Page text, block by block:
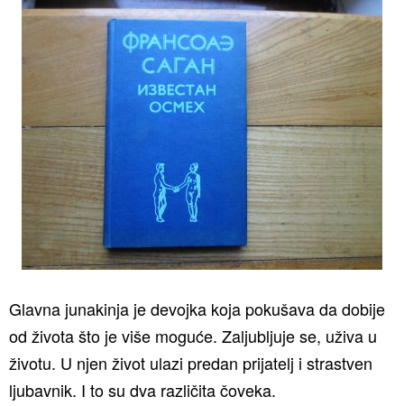
Glavna junakinja je devojka koja pokušava da dobije
od života što je više moguće. Zaljubljuje se, uživa u
životu. U njen život ulazi predan prijatelj i strastven
ljubavnik. I to su dva različita čoveka.